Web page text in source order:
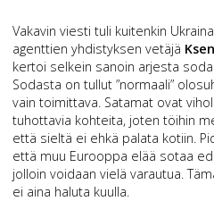
Vakavin viesti tuli kuitenkin
agenttien yhdistyksen vetäjä
kertoi selkein sanoin arjesta
Sodasta on tullut ”normaali”
vain toimittava. Satamat ovat
tuhottavia kohteita, joten töihin
että sieltä ei ehkä palata kotiin.
että muu Eurooppa elää sotaa
jolloin voidaan vielä varautua.
ei aina haluta kuulla.